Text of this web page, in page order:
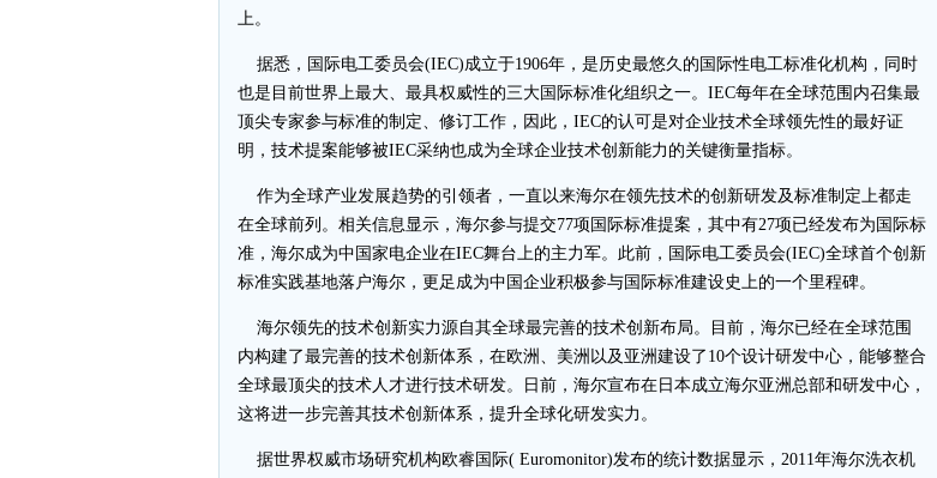
上。
据悉，国际电工委员会(IEC)成立于1906年，是历史最悠久的国际性电工标准化机构，同时
也是目前世界上最大、最具权威性的三大国际标准化组织之一。IEC每年在全球范围内召集最
顶尖专家参与标准的制定、修订工作，因此，IEC的认可是对企业技术全球领先性的最好证
明，技术提案能够被IEC采纳也成为全球企业技术创新能力的关键衡量指标。
作为全球产业发展趋势的引领者，一直以来海尔在领先技术的创新研发及标准制定上都走
在全球前列。相关信息显示，海尔参与提交77项国际标准提案，其中有27项已经发布为国际标
准，海尔成为中国家电企业在IEC舞台上的主力军。此前，国际电工委员会(IEC)全球首个创新
标准实践基地落户海尔，更足成为中国企业积极参与国际标准建设史上的一个里程碑。
海尔领先的技术创新实力源自其全球最完善的技术创新布局。目前，海尔已经在全球范围
内构建了最完善的技术创新体系，在欧洲、美洲以及亚洲建设了10个设计研发中心，能够整合
全球最顶尖的技术人才进行技术研发。日前，海尔宣布在日本成立海尔亚洲总部和研发中心，
这将进一步完善其技术创新体系，提升全球化研发实力。
据世界权威市场研究机构欧睿国际( Euromonitor)发布的统计数据显示，2011年海尔洗衣机